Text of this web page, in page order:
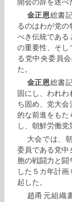
開会の辞を述べ
金正恩総書
るのはわが党
べき伝統である
の重要性、そし
る党中央委員
た。
金正恩総書
固にし、われ
ち固め、党大会
的な前進をもた
し、朝鮮労働党
大会では、
委員である党中
胞の戦闘力と
した５カ年計
起した。
趙甬元組織